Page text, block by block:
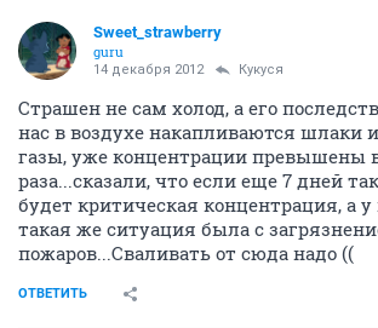
Sweet_strawberry
guru
14 декабря 2012 Кукуся
Страшен не сам холод, а его
нас в воздухе накапливаются шлаки
газы, уже концентрации превышены
раза...сказали, что если еще 7 дней
будет критическая концентрация, а
такая же ситуация была с
пожаров...Сваливать от сюда надо ((
ОТВЕТИТЬ